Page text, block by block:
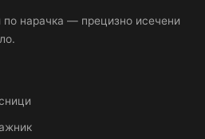
по нарачка — прецизно исечени